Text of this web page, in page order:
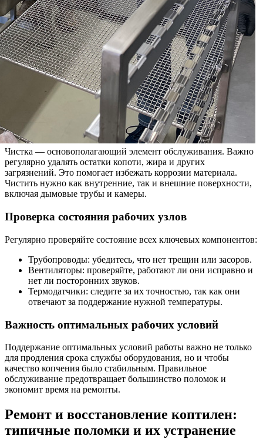
Чистка — основополагающий элемент обслуживания. Важно
регулярно удалять остатки копоти, жира и других
загрязнений. Это помогает избежать коррозии материала.
Чистить нужно как внутренние, так и внешние поверхности,
включая дымовые трубы и камеры.
Проверка состояния рабочих узлов
Регулярно проверяйте состояние всех ключевых компонентов:
Трубопроводы: убедитесь, что нет трещин или засоров.
Вентиляторы: проверяйте, работают ли они исправно и
нет ли посторонних звуков.
Термодатчики: следите за их точностью, так как они
отвечают за поддержание нужной температуры.
Важность оптимальных рабочих условий
Поддержание оптимальных условий работы важно не только
для продления срока службы оборудования, но и чтобы
качество копчения было стабильным. Правильное
обслуживание предотвращает большинство поломок и
экономит время на ремонты.
Ремонт и восстановление коптилен:
типичные поломки и их устранение